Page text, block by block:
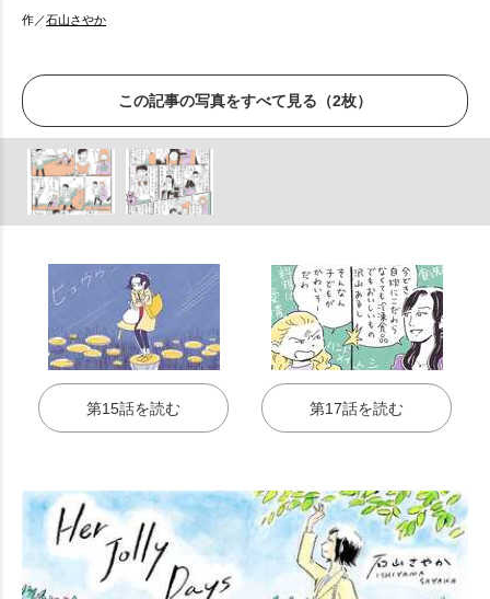
作／石山さやか
この記事の写真をすべて見る（2枚）
第15話を読む 第17話を読む